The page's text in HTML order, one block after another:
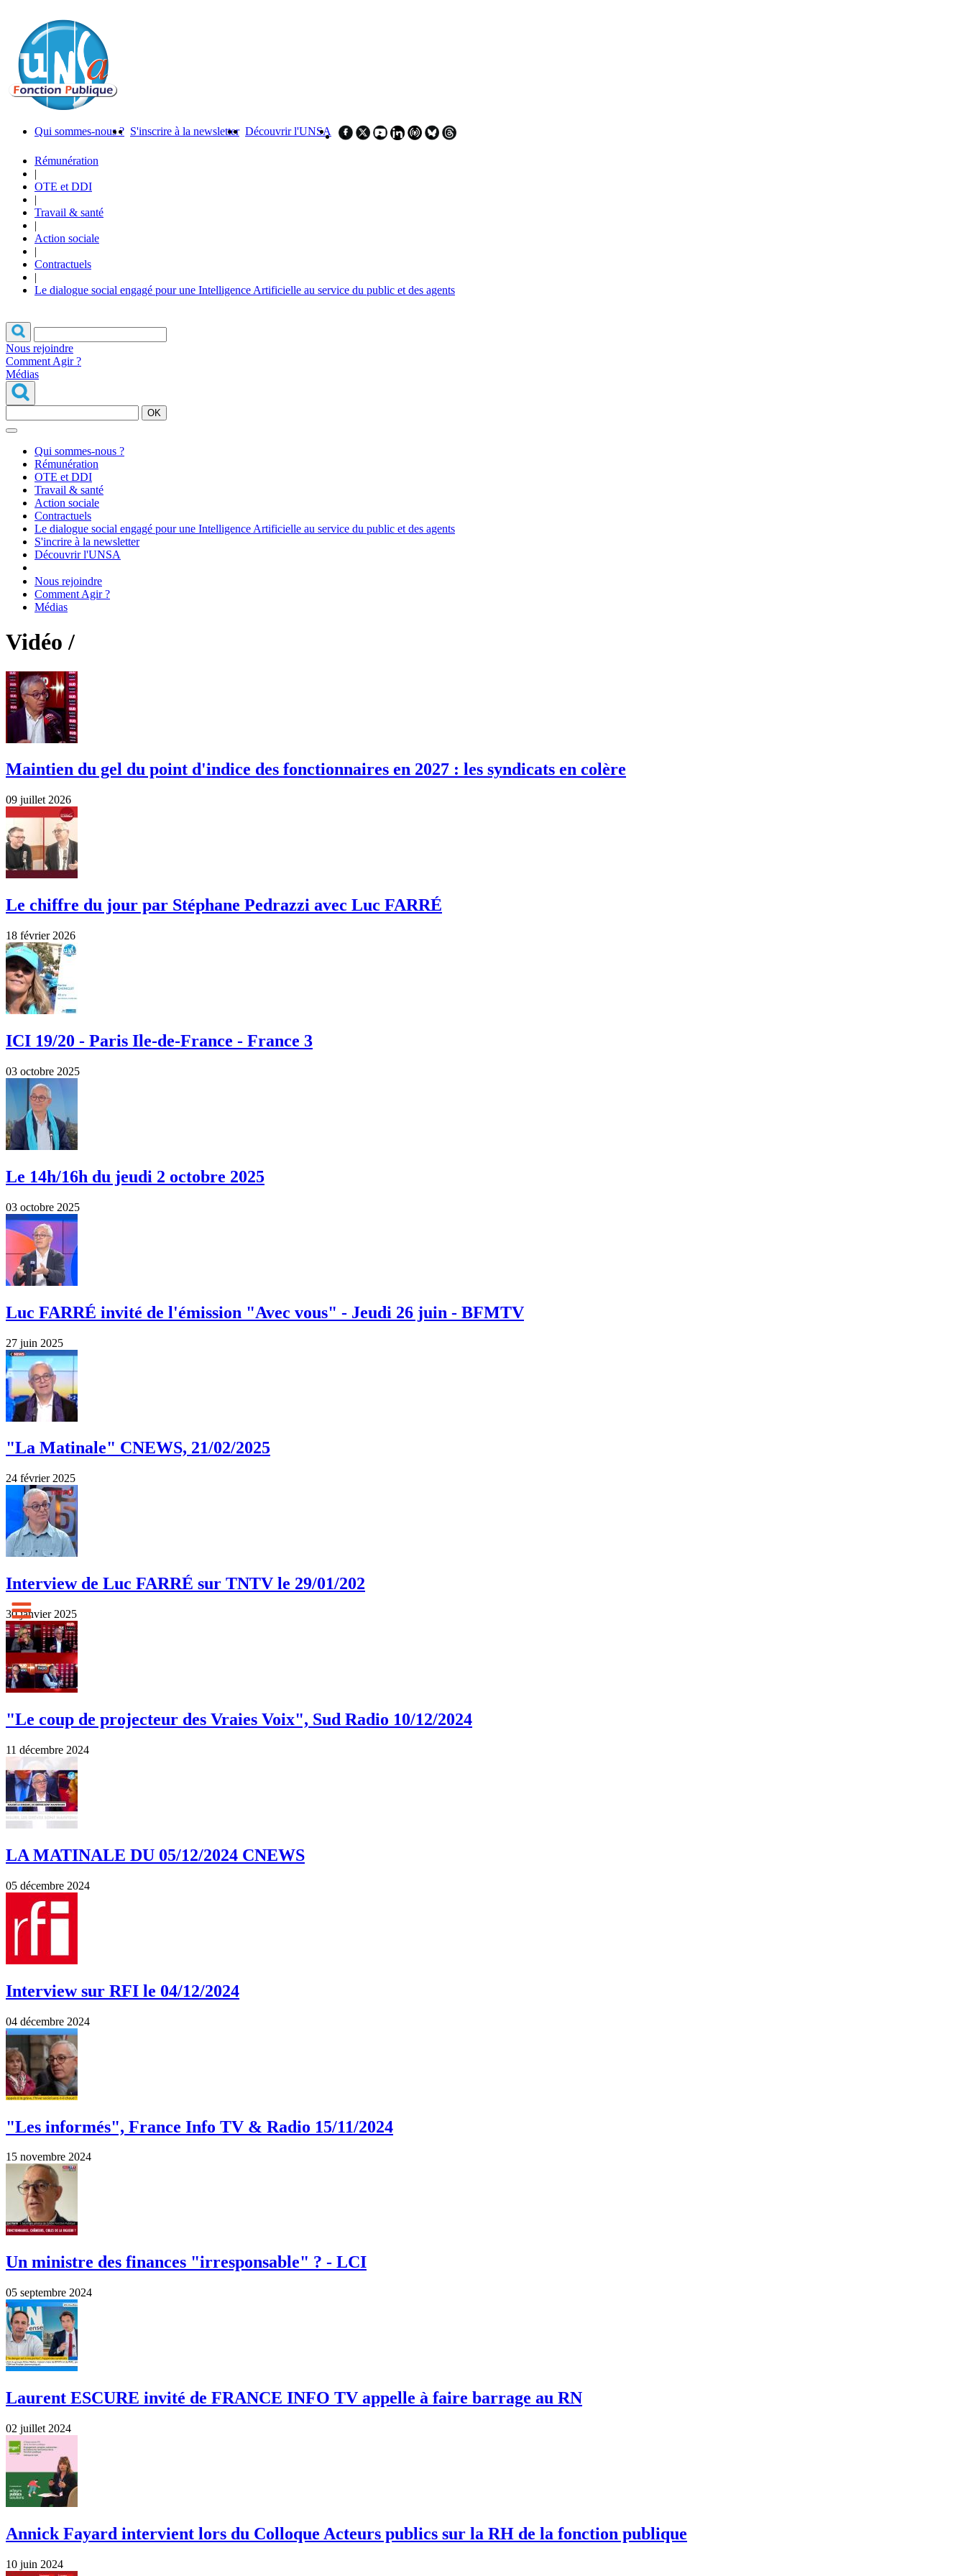
Qui sommes-nous ? S'inscrire à la newsletter Découvrir l'UNSA
Rémunération
|
OTE et DDI
|
Travail & santé
|
Action sociale
|
Contractuels
|
Le dialogue social engagé pour une Intelligence Artificielle au service du public et des agents
Nous rejoindre
Comment Agir ?
Médias
OK
Qui sommes-nous ?
Rémunération
OTE et DDI
Travail & santé
Action sociale
Contractuels
Le dialogue social engagé pour une Intelligence Artificielle au service du public et des agents
S'incrire à la newsletter
Découvrir l'UNSA
Nous rejoindre
Comment Agir ?
Médias
Vidéo /
Maintien du gel du point d'indice des fonctionnaires en 2027 : les syndicats en colère
09 juillet 2026
Le chiffre du jour par Stéphane Pedrazzi avec Luc FARRÉ
18 février 2026
ICI 19/20 - Paris Ile-de-France - France 3
03 octobre 2025
Le 14h/16h du jeudi 2 octobre 2025
03 octobre 2025
Luc FARRÉ invité de l'émission "Avec vous" - Jeudi 26 juin - BFMTV
27 juin 2025
"La Matinale" CNEWS, 21/02/2025
24 février 2025
Interview de Luc FARRÉ sur TNTV le 29/01/202
30 janvier 2025
"Le coup de projecteur des Vraies Voix", Sud Radio 10/12/2024
11 décembre 2024
LA MATINALE DU 05/12/2024 CNEWS
05 décembre 2024
Interview sur RFI le 04/12/2024
04 décembre 2024
"Les informés", France Info TV & Radio 15/11/2024
15 novembre 2024
Un ministre des finances "irresponsable" ? - LCI
05 septembre 2024
Laurent ESCURE invité de FRANCE INFO TV appelle à faire barrage au RN
02 juillet 2024
Annick Fayard intervient lors du Colloque Acteurs publics sur la RH de la fonction publique
10 juin 2024